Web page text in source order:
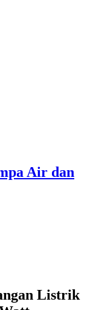
Air dan
Listrik